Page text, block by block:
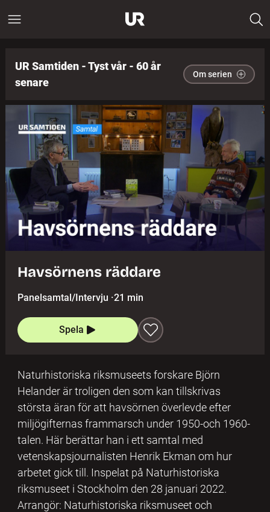
UR Samtiden - Tyst vår - 60 år
senare
Om serien
Havsörnens räddare
Panelsamtal/Intervju ·21 min
Spela
Naturhistoriska riksmuseets forskare Björn
Helander är troligen den som kan tillskrivas
största äran för att havsörnen överlevde efter
miljögifternas frammarsch under 1950-och 1960-
talen. Här berättar han i ett samtal med
vetenskapsjournalisten Henrik Ekman om hur
arbetet gick till. Inspelat på Naturhistoriska
riksmuseet i Stockholm den 28 januari 2022.
Arrangör: Naturhistoriska riksmuseet och